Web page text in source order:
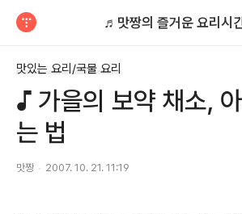
♬맛짱의 즐거운 요리시
맛있는 요리/국물 요리
♪ 가을의 보약 채소,
는 법
맛짱 2007. 10. 21. 11:19